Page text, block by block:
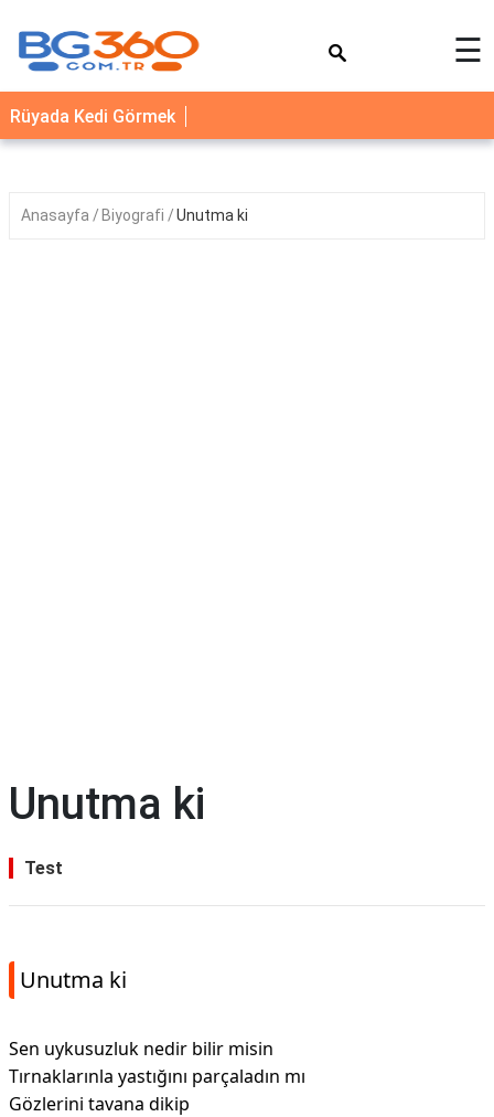
YEMEK
TARİFLERİ
☰
Rüyada Kedi Görmek
Anasayfa Biyografi Unutma ki
Unutma ki
Test
Unutma ki
Sen uykusuzluk nedir bilir misin
Tırnaklarınla yastığını parçaladın mı
Gözlerini tavana dikip